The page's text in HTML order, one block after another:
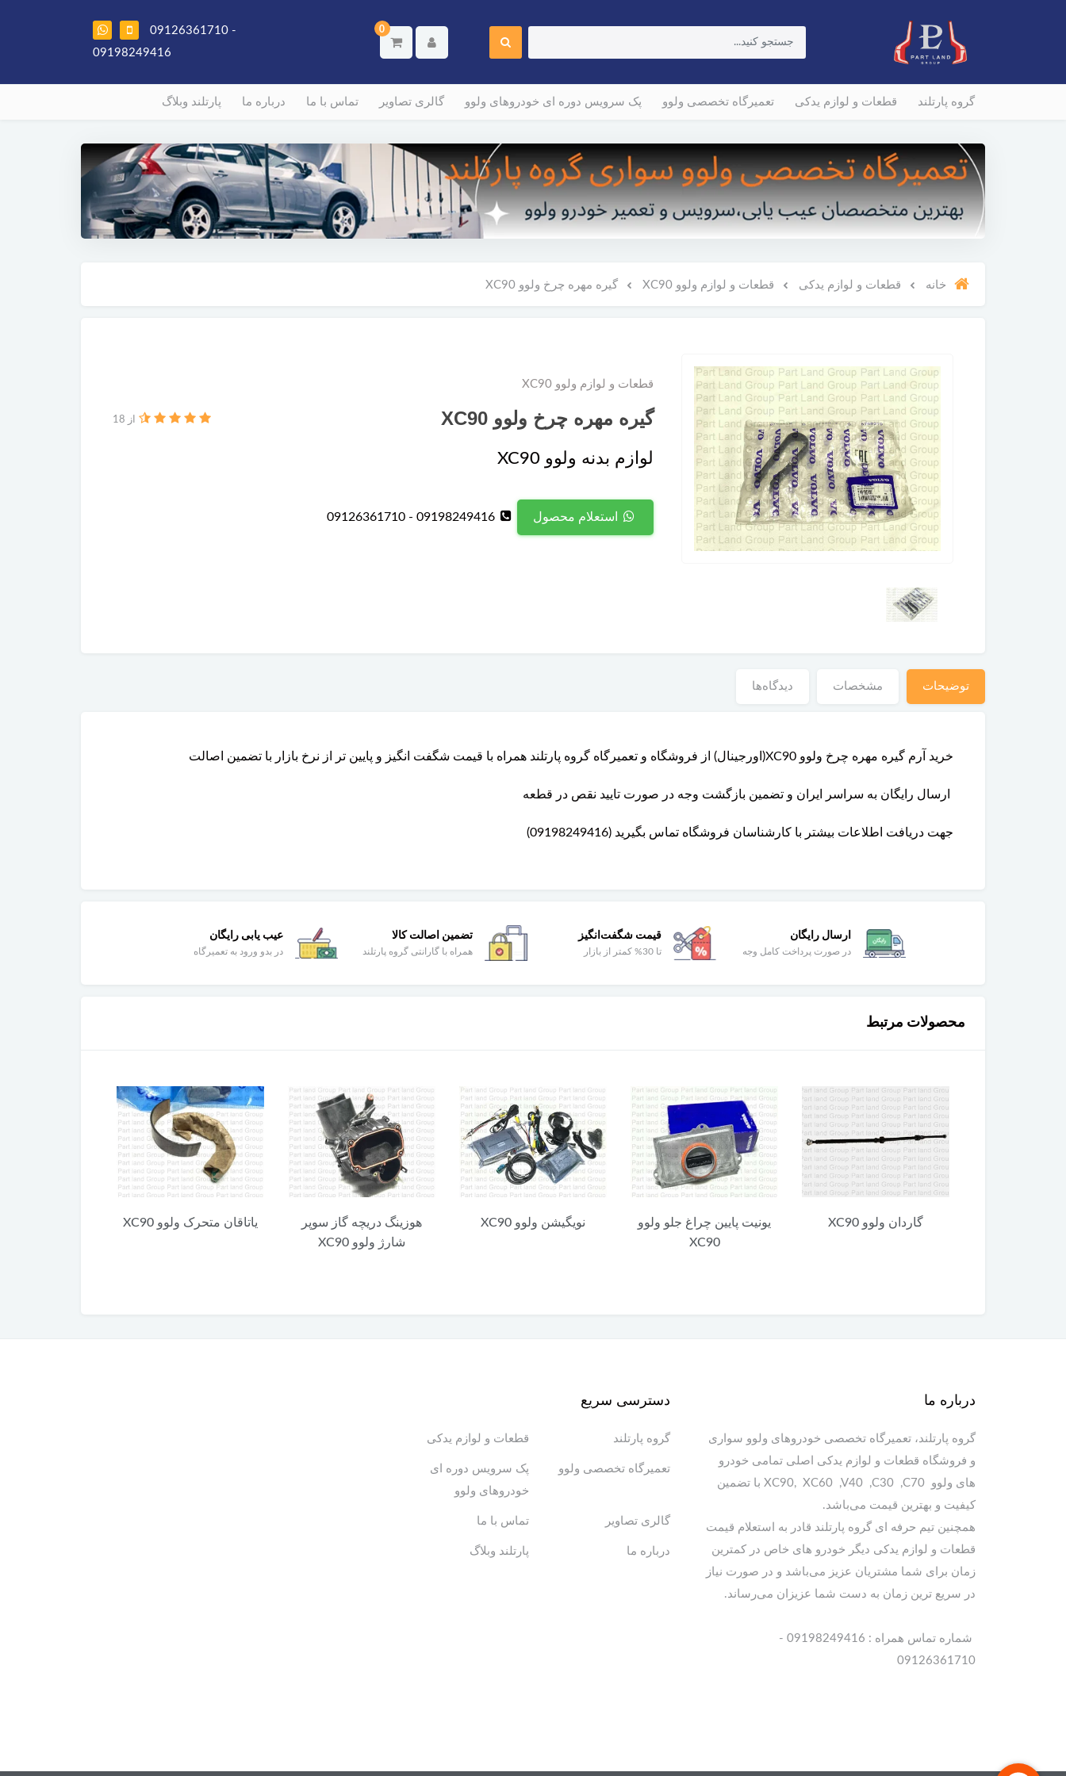
0
09126361710 -
09198249416
گروه پارتلند قطعات و لوازم یدکی تعمیرگاه تخصصی ولوو پک سرویس دوره ای خودروهای ولوو گالری تصاویر تماس با ما درباره ما پارتلند وبلاگ
خانه قطعات و لوازم یدکی قطعات و لوازم ولوو XC90 گیره مهره چرخ ولوو XC90
قطعات و لوازم ولوو XC90
گیره مهره چرخ ولوو XC90 از 18
لوازم بدنه ولوو XC90
استعلام محصول 09198249416 - 09126361710
توضیحات مشخصات دیدگاه‌ها
خرید آرم گیره مهره چرخ ولوو XC90(اورجینال) از فروشگاه و تعمیرگاه گروه پارتلند همراه با قیمت شگفت انگیز و پایین تر از نرخ بازار با تضمین اصالت
ارسال رایگان به سراسر ایران و تضمین بازگشت وجه در صورت تایید نقص در قطعه
جهت دریافت اطلاعات بیشتر با کارشناسان فروشگاه تماس بگیرید (09198249416)
ارسال رایگان
در صورت پرداخت کامل وجه
قیمت شگفت‌انگیز
تا 30% کمتر از بازار
تضمین اصالت کالا
همراه با گارانتی گروه پارتلند
عیب یابی رایگان
در بدو ورود به تعمیرگاه
محصولات مرتبط
گاردان ولوو XC90
یونیت پایین چراغ جلو ولوو
XC90
نویگیشن ولوو XC90
هوزینگ دریچه گاز سوپر
شارژ ولوو XC90
یاتاقان متحرک ولوو XC90
درباره ما
گروه پارتلند، تعمیرگاه تخصصی خودروهای ولوو سواری
و فروشگاه قطعات و لوازم یدکی اصلی تمامی خودرو
های ولوو XC90, XC60 ,V40 ,C30 ,C70 با تضمین
کیفیت و بهترین قیمت می‌باشد.
همچنین تیم حرفه ای گروه پارتلند قادر به استعلام قیمت
قطعات و لوازم یدکی دیگر خودرو های خاص در کمترین
زمان برای شما مشتریان عزیز می‌باشد و در صورت نیاز
در سریع ترین زمان به دست شما عزیزان می‌رساند.
شماره تماس همراه : 09198249416 -
09126361710
دسترسی سریع
گروه پارتلند قطعات و لوازم یدکی
تعمیرگاه تخصصی ولوو
پک سرویس دوره ای
خودروهای ولوو
گالری تصاویر تماس با ما
درباره ما پارتلند وبلاگ